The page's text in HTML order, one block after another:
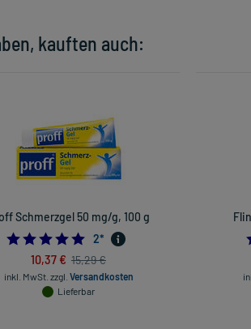
kauften auch:
Schmerzgel 50 mg/g, 100 g
5.0
2*
10,37 € 15,29 €
inkl. MwSt. zzgl. Versandkosten
Lieferbar